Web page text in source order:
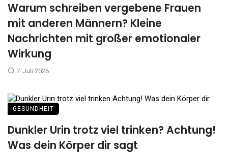
Warum schreiben vergebene Frauen
mit anderen Männern? Kleine
Nachrichten mit großer emotionaler
Wirkung
7. Juli 2026
GESUNDHEIT
Dunkler Urin trotz viel trinken? Achtung!
Was dein Körper dir sagt